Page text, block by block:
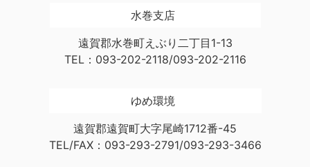
水巻支店
遠賀郡水巻町えぶり二丁目1-13
TEL：093-202-2118/093-202-2116
ゆめ環境
遠賀郡遠賀町大字尾崎1712番-45
TEL/FAX：093-293-2791/093-293-3466